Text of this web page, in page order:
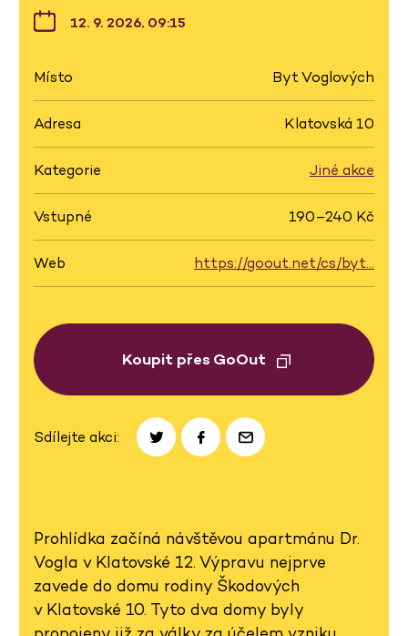
12. 9. 2026, 09:15
Místo Byt Voglových
Adresa Klatovská 10
Kategorie Jiné akce
Vstupné 190–240 Kč
Web https://goout.net/cs/byt…
Koupit přes GoOut
Sdílejte akci:
Prohlídka začíná návštěvou apartmánu Dr.
Vogla v Klatovské 12. Výpravu nejprve
zavede do domu rodiny Škodových
v Klatovské 10. Tyto dva domy byly